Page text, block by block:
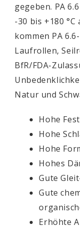
gegeben. PA
-30 bis +180
kommen PA
Laufrollen,
BfR/FDA-
Natur und
Hohe
Hohe
Hohe
Hohes
Gute
Gute
Erhöhte